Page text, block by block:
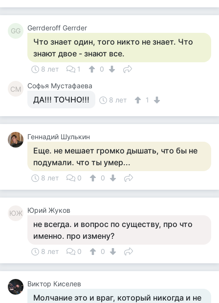
GG Gerrderoff Gerrder
Что знает один, того никто не знает. Что
знают двое - знают все.
8 лет 1 0
СМ Софья Мустафаева
ДА!!! ТОЧНО!!! 8 лет 1
Геннадий Шулькин
Еще. не мешает громко дышать, что бы не
подумали. что ты умер...
8 лет 0 0
ЮЖ Юрий Жуков
не всегда. и вопрос по существу, про что
именно. про измену?
8 лет 0 0
Виктор Киселев
Молчание это и враг, который никогда и не